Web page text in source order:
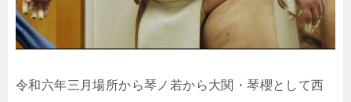
令和六年三月場所から琴ノ若から大関・琴櫻として西